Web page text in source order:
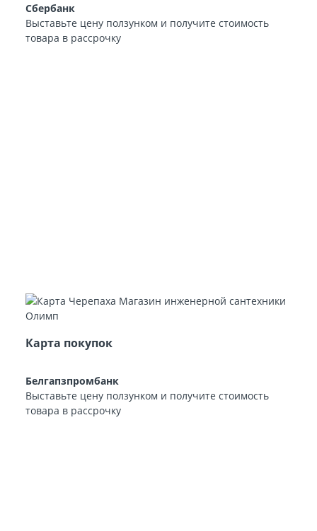
Сбербанк
Выставьте цену ползунком и получите стоимость
товара в рассрочку
Карта покупок
Белгапзпромбанк
Выставьте цену ползунком и получите стоимость
товара в рассрочку